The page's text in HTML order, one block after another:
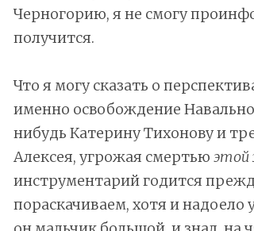
Черногорию, я не смогу
получится.
Что я могу сказать о
именно освобождение
нибудь Катерину Тихонову и
Алексея, угрожая смертью
инструментарий годится
пораскачиваем, хотя и